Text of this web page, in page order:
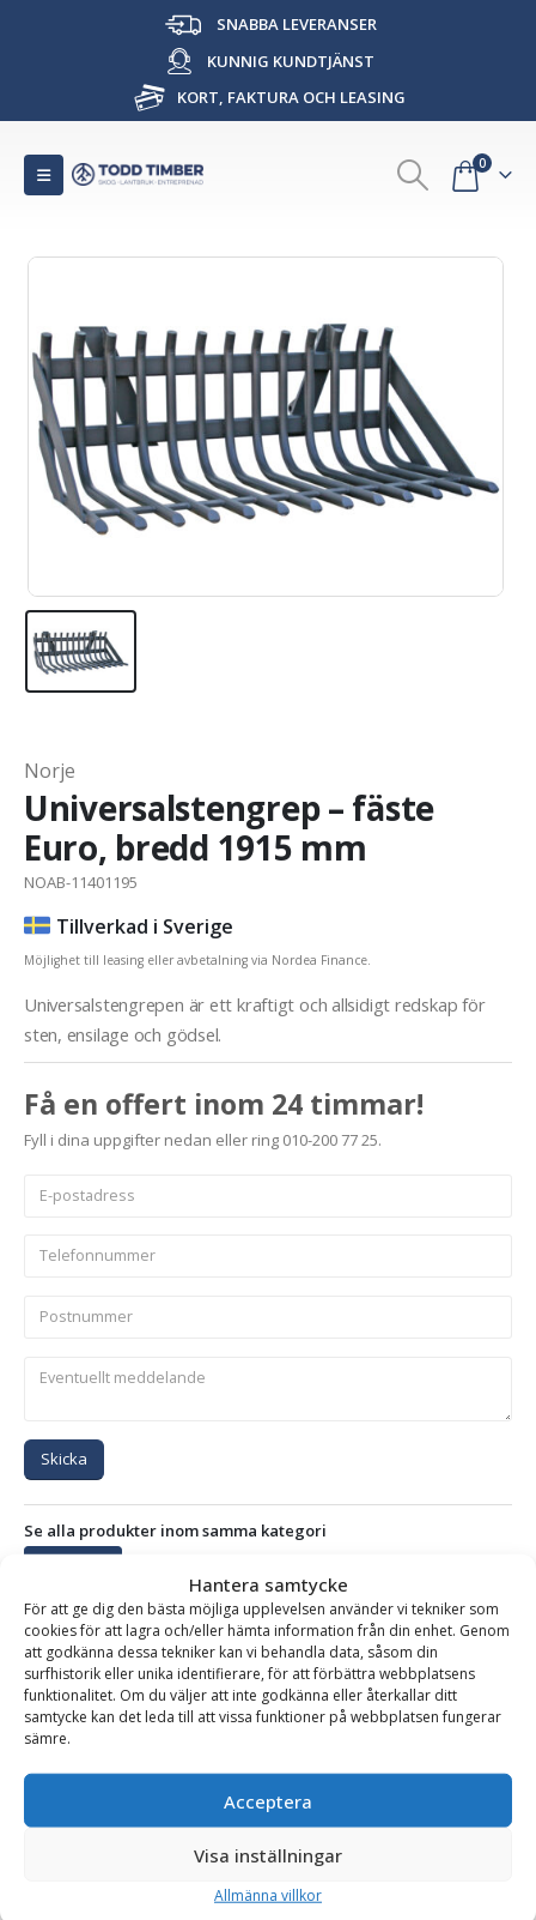
Hantera samtycke
För att ge dig den bästa möjliga upplevelsen använder vi tekniker som
cookies för att lagra och/eller hämta information från din enhet. Genom
att godkänna dessa tekniker kan vi behandla data, såsom din
surfhistorik eller unika identifierare, för att förbättra webbplatsens
funktionalitet. Om du väljer att inte godkänna eller återkallar ditt
samtycke kan det leda till att vissa funktioner på webbplatsen fungerar
sämre.
Acceptera
Visa inställningar
Allmänna villkor
SNABBA LEVERANSER
KUNNIG KUNDTJÄNST
KORT, FAKTURA OCH LEASING
0
Norje
Universalstengrep – fäste
Euro, bredd 1915 mm
NOAB-11401195
Tillverkad i Sverige
Möjlighet till leasing eller avbetalning via Nordea Finance.
Universalstengrepen är ett kraftigt och allsidigt redskap för
sten, ensilage och gödsel.
Få en offert inom 24 timmar!
Fyll i dina uppgifter nedan eller ring 010-200 77 25.
Skicka
Se alla produkter inom samma kategori
BESKRIVNING
Universalstengrep – fäste Euro, bredd 1915 mm
Ett kraftigt och allsidigt redskap för sten, ensilage och gödsel.
Utformningen liknar den vanliga stengrepen men saknar
puckel, vilket gör den användningsbar för fler ändamål än